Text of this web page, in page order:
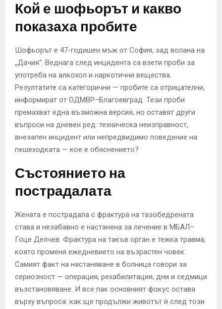
Кой е шофьорът и какво
показаха пробите
Шофьорът е 47-годишен мъж от София, зад волана на
„Дачия“. Веднага след инцидента са взети проби за
употреба на алкохол и наркотични вещества.
Резултатите са категорични — пробите са отрицателни,
информират от ОДМВР–Благоевград. Тези проби
премахват една възможна версия, но оставят други
въпроси на дневен ред: техническа неизправност,
внезапен инцидент или непредвидимо поведение на
пешеходката — кое е обяснението?
Състоянието на
пострадалата
Жената е пострадала с фрактура на тазобедрената
става и незабавно е настанена за лечение в МБАЛ–
Гоце Делчев. Фрактура на такъв орган е тежка травма,
която променя ежедневието на възрастен човек.
Самият факт на настаняване в болница говори за
сериозност — операция, рехабилитация, дни и седмици
възстановяване. И все пак основният фокус остава
върху въпроса: как ще продължи животът ѝ след този